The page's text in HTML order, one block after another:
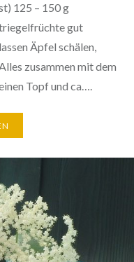
125 – 150 g
gut
Äpfel schälen,
zusammen mit dem
Topf und ca….